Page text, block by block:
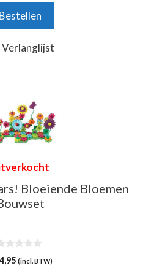
5Bestellen
Verlanglijst
Bloeiende Bloemen
(incl. BTW)